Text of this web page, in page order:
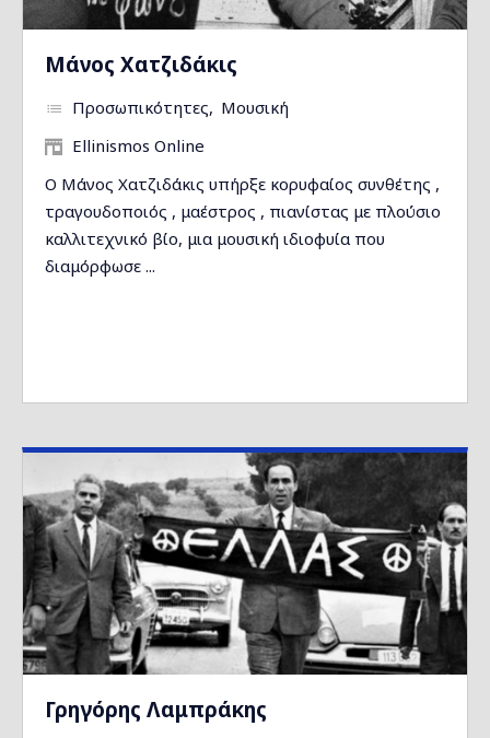
Μάνος Χατζιδάκις
Προσωπικότητες
Μουσική
Ellinismos Online
Ο Μάνος Χατζιδάκις υπήρξε κορυφαίος συνθέτης ,
τραγουδοποιός , μαέστρος , πιανίστας με πλούσιο
καλλιτεχνικό βίο, μια μουσική ιδιοφυία που
διαμόρφωσε ...
Γρηγόρης Λαμπράκης